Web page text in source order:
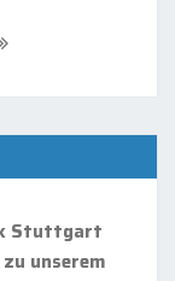
Stuttgart
unserem